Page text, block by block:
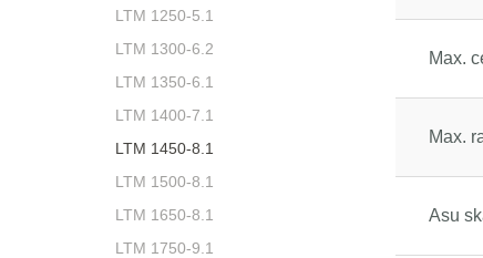
LTM 1250-5.1
LTM 1300-6.2
LTM 1350-6.1
LTM 1400-7.1
LTM 1450-8.1
LTM 1500-8.1
LTM 1650-8.1
LTM 1750-9.1
Max.
Max.
Asu